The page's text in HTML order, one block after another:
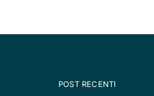
POST RECENTI